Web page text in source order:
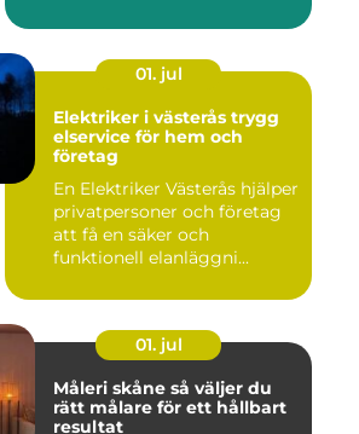
01. jul
Elektriker i västerås trygg
elservice för hem och
företag
En Elektriker Västerås hjälper
privatpersoner och företag
att få en säker och
funktionell elanläggni...
01. jul
Måleri skåne så väljer du
rätt målare för ett hållbart
resultat